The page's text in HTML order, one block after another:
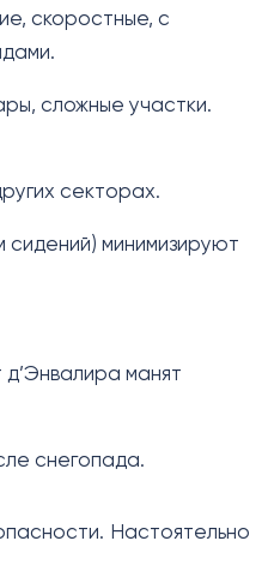
скоростные, с
сложные участки.
секторах.
минимизируют
манят
снегопада.
Настоятельно